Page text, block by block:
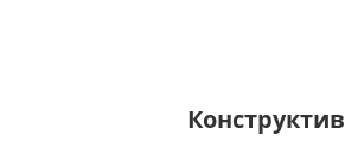
Конструктив